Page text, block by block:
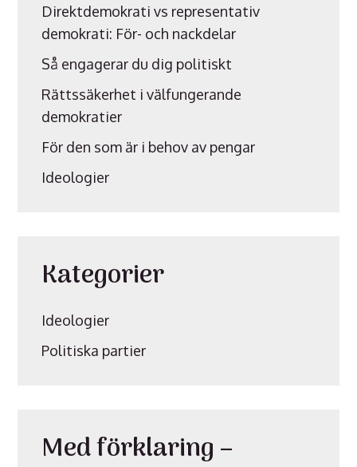
Direktdemokrati vs representativ
demokrati: För- och nackdelar
Så engagerar du dig politiskt
Rättssäkerhet i välfungerande
demokratier
För den som är i behov av pengar
Ideologier
Kategorier
Ideologier
Politiska partier
Med förklaring –